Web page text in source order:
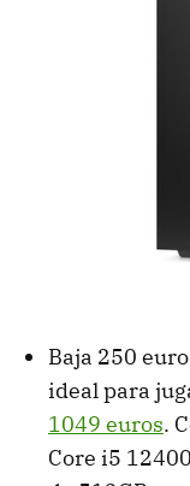
Baja 250
ideal para
1049 euros.
Core i5